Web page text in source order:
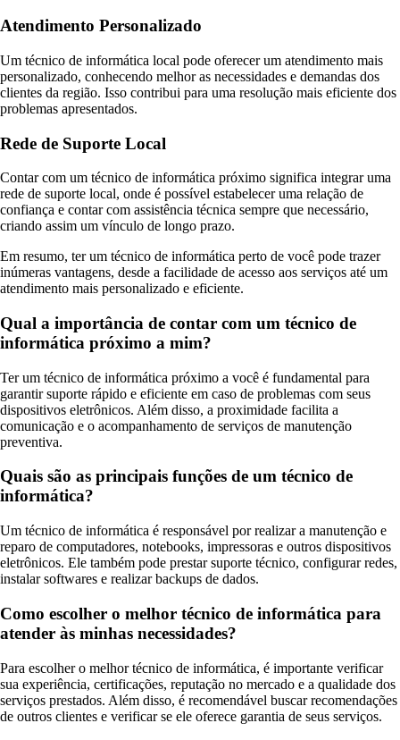
Atendimento Personalizado
Um técnico de informática local pode oferecer um atendimento mais
personalizado, conhecendo melhor as necessidades e demandas dos
clientes da região. Isso contribui para uma resolução mais eficiente dos
problemas apresentados.
Rede de Suporte Local
Contar com um técnico de informática próximo significa integrar uma
rede de suporte local, onde é possível estabelecer uma relação de
confiança e contar com assistência técnica sempre que necessário,
criando assim um vínculo de longo prazo.
Em resumo, ter um técnico de informática perto de você pode trazer
inúmeras vantagens, desde a facilidade de acesso aos serviços até um
atendimento mais personalizado e eficiente.
Qual a importância de contar com um técnico de
informática próximo a mim?
Ter um técnico de informática próximo a você é fundamental para
garantir suporte rápido e eficiente em caso de problemas com seus
dispositivos eletrônicos. Além disso, a proximidade facilita a
comunicação e o acompanhamento de serviços de manutenção
preventiva.
Quais são as principais funções de um técnico de
informática?
Um técnico de informática é responsável por realizar a manutenção e
reparo de computadores, notebooks, impressoras e outros dispositivos
eletrônicos. Ele também pode prestar suporte técnico, configurar redes,
instalar softwares e realizar backups de dados.
Como escolher o melhor técnico de informática para
atender às minhas necessidades?
Para escolher o melhor técnico de informática, é importante verificar
sua experiência, certificações, reputação no mercado e a qualidade dos
serviços prestados. Além disso, é recomendável buscar recomendações
de outros clientes e verificar se ele oferece garantia de seus serviços.